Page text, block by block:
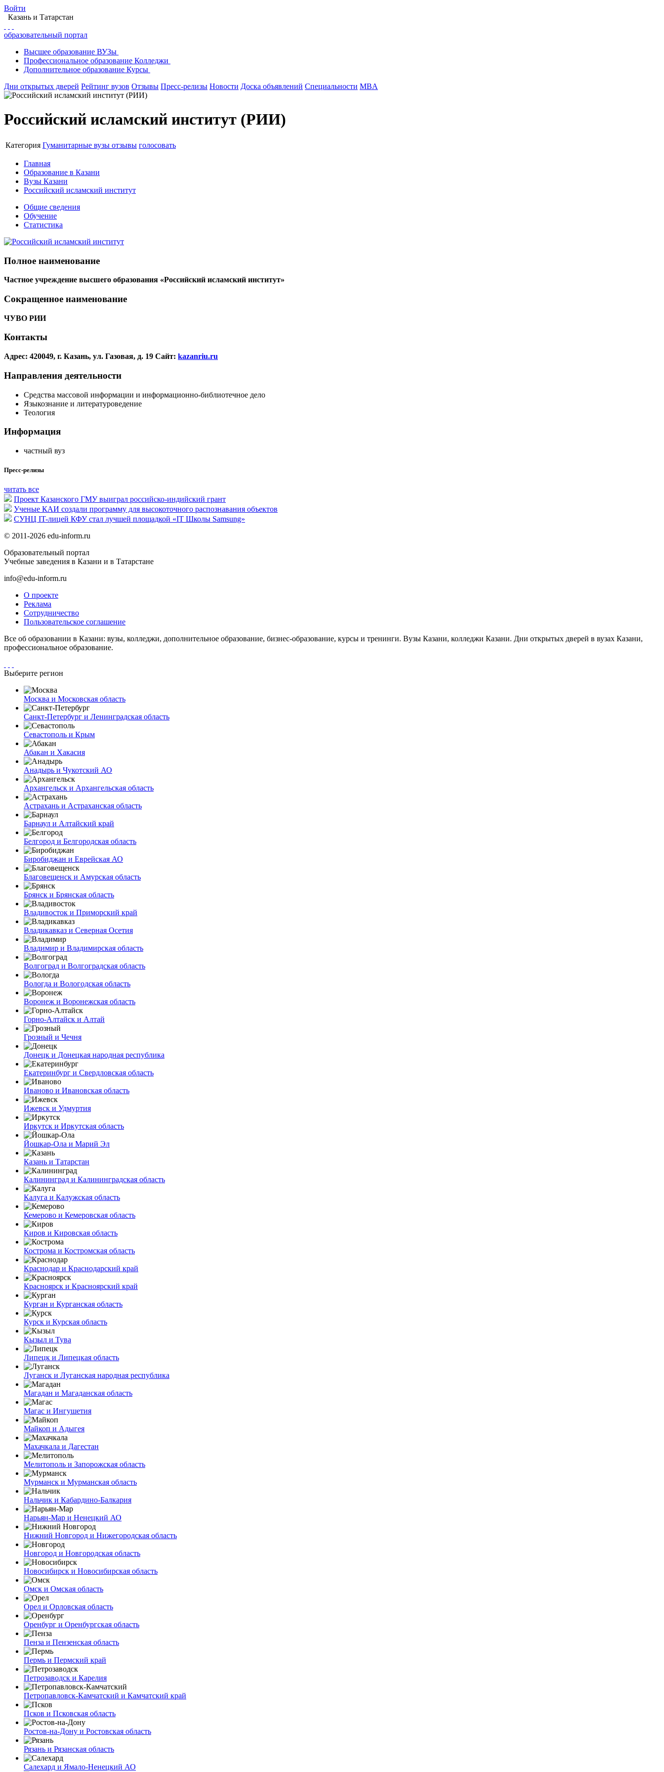
Войти
Казань и Татарстан
образовательный портал
Высшее образование ВУЗы
Профессиональное образование Колледжи
Дополнительное образование Курсы
Дни открытых дверей Рейтинг вузов Отзывы Пресс-релизы Новости Доска объявлений Специальности MBA
Российский исламский институт (РИИ)
Категория Гуманитарные вузы отзывы голосовать
Главная
Образование в Казани
Вузы Казани
Российский исламский институт
Общие сведения
Обучение
Статистика
Полное наименование
Частное учреждение высшего образования «Российский исламский институт»
Сокращенное наименование
ЧУВО РИИ
Контакты
Адрес: 420049, г. Казань, ул. Газовая, д. 19 Сайт: kazanriu.ru
Направления деятельности
Средства массовой информации и информационно-библиотечное дело
Языкознание и литературоведение
Теология
Информация
частный вуз
Пресс-релизы
читать все
Проект Казанского ГМУ выиграл российско-индийский грант
Ученые КАИ создали программу для высокоточного распознавания объектов
СУНЦ IT-лицей КФУ стал лучшей площадкой «IT Школы Samsung»
© 2011-2026 edu-inform.ru
Образовательный портал
Учебные заведения в Казани и в Татарстане
info@edu-inform.ru
О проекте
Реклама
Сотрудничество
Пользовательское соглашение
Все об образовании в Казани: вузы, колледжи, дополнительное образование, бизнес-образование, курсы и тренинги. Вузы Казани, колледжи Казани. Дни открытых дверей в вузах Казани,
профессиональное образование.
Выберите регион
Москва и Московская область
Санкт-Петербург и Ленинградская область
Севастополь и Крым
Абакан и Хакасия
Анадырь и Чукотский АО
Архангельск и Архангельская область
Астрахань и Астраханская область
Барнаул и Алтайский край
Белгород и Белгородская область
Биробиджан и Еврейская АО
Благовещенск и Амурская область
Брянск и Брянская область
Владивосток и Приморский край
Владикавказ и Северная Осетия
Владимир и Владимирская область
Волгоград и Волгоградская область
Вологда и Вологодская область
Воронеж и Воронежская область
Горно-Алтайск и Алтай
Грозный и Чечня
Донецк и Донецкая народная республика
Екатеринбург и Свердловская область
Иваново и Ивановская область
Ижевск и Удмуртия
Иркутск и Иркутская область
Йошкар-Ола и Марий Эл
Казань и Татарстан
Калининград и Калининградская область
Калуга и Калужская область
Кемерово и Кемеровская область
Киров и Кировская область
Кострома и Костромская область
Краснодар и Краснодарский край
Красноярск и Красноярский край
Курган и Курганская область
Курск и Курская область
Кызыл и Тува
Липецк и Липецкая область
Луганск и Луганская народная республика
Магадан и Магаданская область
Магас и Ингушетия
Майкоп и Адыгея
Махачкала и Дагестан
Мелитополь и Запорожская область
Мурманск и Мурманская область
Нальчик и Кабардино-Балкария
Нарьян-Мар и Ненецкий АО
Нижний Новгород и Нижегородская область
Новгород и Новгородская область
Новосибирск и Новосибирская область
Омск и Омская область
Орел и Орловская область
Оренбург и Оренбургская область
Пенза и Пензенская область
Пермь и Пермский край
Петрозаводск и Карелия
Петропавловск-Камчатский и Камчатский край
Псков и Псковская область
Ростов-на-Дону и Ростовская область
Рязань и Рязанская область
Салехард и Ямало-Ненецкий АО